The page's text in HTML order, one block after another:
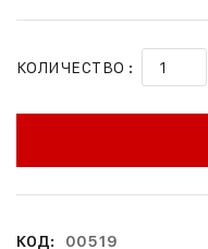
КОЛИЧЕСТВО :
КОД:
00519